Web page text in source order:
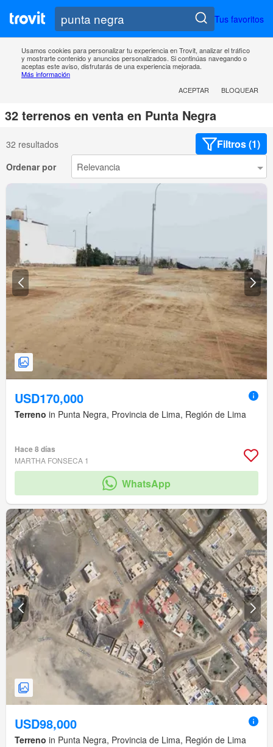
Tus favoritos
Usamos cookies para personalizar tu experiencia en Trovit, analizar el tráfico
y mostrarte contenido y anuncios personalizados. Si continúas navegando o
aceptas este aviso, disfrutarás de una experiencia mejorada.
Más información
ACEPTAR
BLOQUEAR
32 terrenos en venta en Punta Negra
32 resultados Filtros (1)
Ordenar por
USD170,000
Terreno in Punta Negra, Provincia de Lima, Región de Lima
Hace 8 días
MARTHA FONSECA 1
WhatsApp
USD98,000
Terreno in Punta Negra, Provincia de Lima, Región de Lima